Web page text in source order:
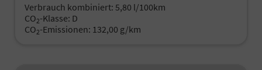
Verbrauch kombiniert: 5,80 l/100km
CO2-Klasse: D
CO2-Emissionen: 132,00 g/km